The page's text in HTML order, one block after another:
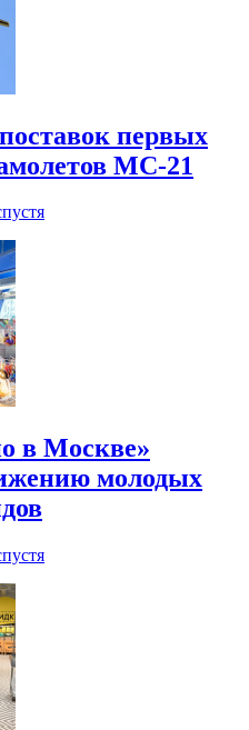
первых
МС-21
в Москве»
молодых